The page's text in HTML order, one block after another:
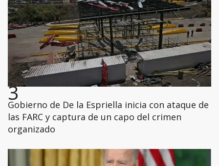
3
Gobierno de De la Espriella inicia con ataque de
las FARC y captura de un capo del crimen
organizado